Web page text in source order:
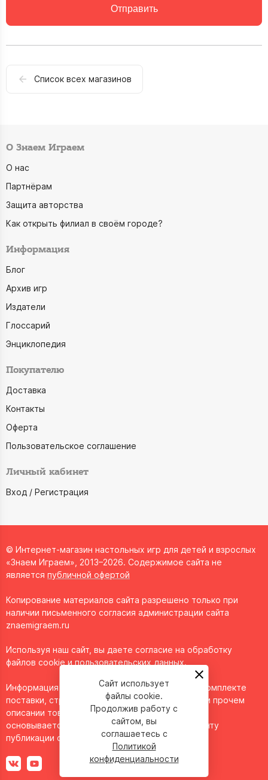
Отправить
Список всех магазинов
О Знаем Играем
О нас
Партнёрам
Защита авторства
Как открыть филиал в своём городе?
Информация
Блог
Архив игр
Издатели
Глоссарий
Энциклопедия
Покупателю
Доставка
Контакты
Оферта
Пользовательское соглашение
Личный кабинет
Вход / Регистрация
© Интернет-магазин настольных игр для детей и взрослых
«Знаем Играем», 2013–2026. Содержимое сайта не
является публичной офертой
Копирование материалов сайта разрешено только при
наличии письменного согласия администрации сайта
znaemigraem.ru
Используя наш сайт, вы даете согласие на обработку
файлов cookie и пользовательских данных.
Информация о технических характеристиках, комплекте
поставки, стране изготовления, внешнем виде и прочем
описании товара носит справочный характер и
основывается на последних доступных к моменту
публикации сведениях.
Сайт использует
файлы cookie.
Продолжив работу с
сайтом, вы
соглашаетесь с
Политикой
конфиденциальности